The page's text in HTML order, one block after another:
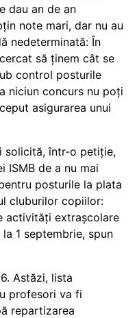
dau an de an
note mari, dar nu au
nedeterminată: În
să ținem cât se
control posturile
niciun concurs nu poți
asigurarea unui
solicită, într-o petiție,
ISMB de a nu mai
posturile la plata
cluburilor copiilor:
activități extrașcolare
1 septembrie, spun
Astăzi, lista
profesori va fi
repartizarea